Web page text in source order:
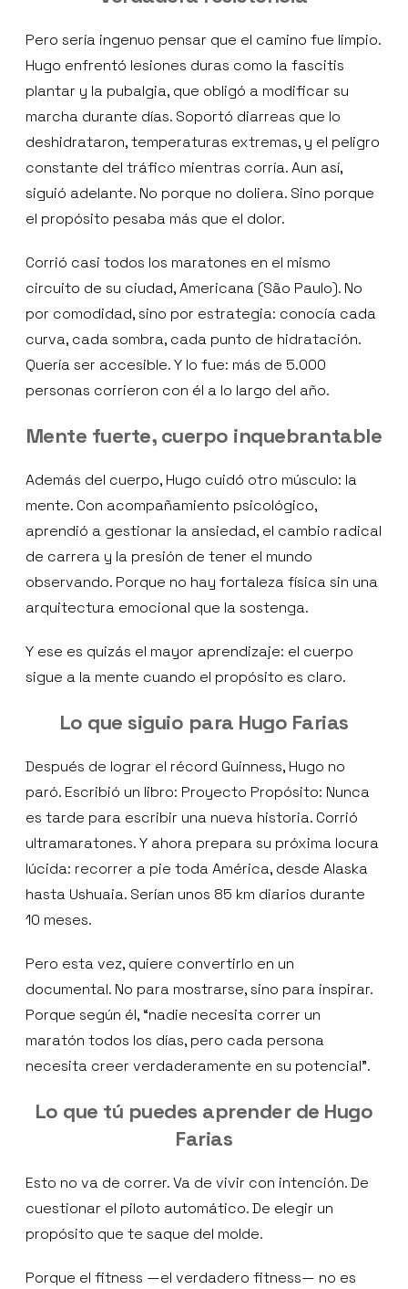
Pero sería ingenuo pensar que el camino fue limpio.
Hugo enfrentó lesiones duras como la fascitis
plantar y la pubalgia, que obligó a modificar su
marcha durante días. Soportó diarreas que lo
deshidrataron, temperaturas extremas, y el peligro
constante del tráfico mientras corría. Aun así,
siguió adelante. No porque no doliera. Sino porque
el propósito pesaba más que el dolor.
Corrió casi todos los maratones en el mismo
circuito de su ciudad, Americana (São Paulo). No
por comodidad, sino por estrategia: conocía cada
curva, cada sombra, cada punto de hidratación.
Quería ser accesible. Y lo fue: más de 5.000
personas corrieron con él a lo largo del año.
Mente fuerte, cuerpo inquebrantable
Además del cuerpo, Hugo cuidó otro músculo: la
mente. Con acompañamiento psicológico,
aprendió a gestionar la ansiedad, el cambio radical
de carrera y la presión de tener el mundo
observando. Porque no hay fortaleza física sin una
arquitectura emocional que la sostenga.
Y ese es quizás el mayor aprendizaje: el cuerpo
sigue a la mente cuando el propósito es claro.
Lo que siguio para Hugo Farias
Después de lograr el récord Guinness, Hugo no
paró. Escribió un libro: Proyecto Propósito: Nunca
es tarde para escribir una nueva historia. Corrió
ultramaratones. Y ahora prepara su próxima locura
lúcida: recorrer a pie toda América, desde Alaska
hasta Ushuaia. Serían unos 85 km diarios durante
10 meses.
Pero esta vez, quiere convertirlo en un
documental. No para mostrarse, sino para inspirar.
Porque según él, “nadie necesita correr un
maratón todos los días, pero cada persona
necesita creer verdaderamente en su potencial”.
Lo que tú puedes aprender de Hugo
Farias
Esto no va de correr. Va de vivir con intención. De
cuestionar el piloto automático. De elegir un
propósito que te saque del molde.
Porque el fitness —el verdadero fitness— no es